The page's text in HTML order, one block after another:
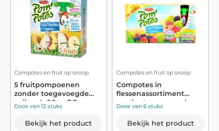
Compotes en fruit op siroop
5 fruitpompoenen
zonder toegevoegde
suiker 4x90g - PO...
Doos van 12 stuks
Bekijk het product
Compotes en fruit op siroop
Compotes in
flessenassortiment
zonder toegevoegde
sui...
Doos van 6 stuks
Bekijk het product